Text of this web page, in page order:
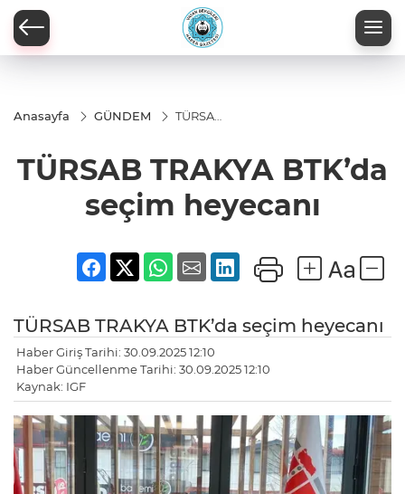
Anasayfa GÜNDEM
TÜRSAB
seçim
heyecanı
TÜRSAB TRAKYA BTK’da
seçim heyecanı
TÜRSAB TRAKYA BTK’da seçim heyecanı
Haber Giriş Tarihi: 30.09.2025 12:10
Haber Güncellenme Tarihi: 30.09.2025 12:10
Kaynak: IGF